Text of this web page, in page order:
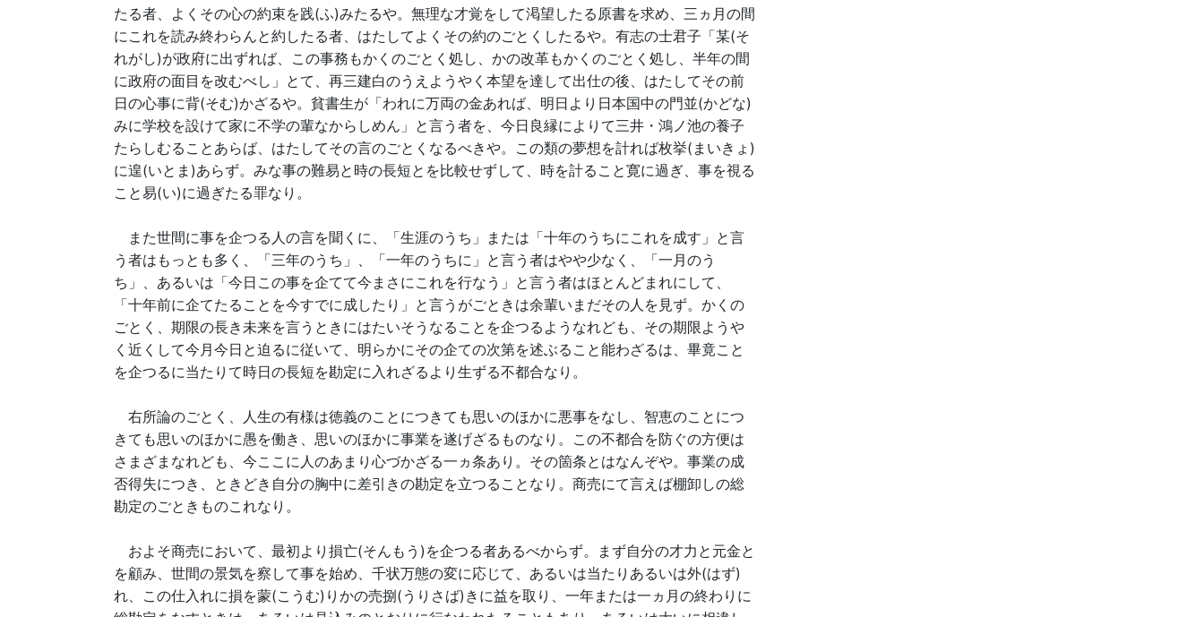
たる者、よくその心の約束を践(ふ)みたるや。無理な才覚をして渇望したる原書を求め、三ヵ月の間
にこれを読み終わらんと約したる者、はたしてよくその約のごとくしたるや。有志の士君子「某(そ
れがし)が政府に出ずれば、この事務もかくのごとく処し、かの改革もかくのごとく処し、半年の間
に政府の面目を改むべし」とて、再三建白のうえようやく本望を達して出仕の後、はたしてその前
日の心事に背(そむ)かざるや。貧書生が「われに万両の金あれば、明日より日本国中の門並(かどな)
みに学校を設けて家に不学の輩なからしめん」と言う者を、今日良縁によりて三井・鴻ノ池の養子
たらしむることあらば、はたしてその言のごとくなるべきや。この類の夢想を計れば枚挙(まいきょ)
に遑(いとま)あらず。みな事の難易と時の長短とを比較せずして、時を計ること寛に過ぎ、事を視る
こと易(い)に過ぎたる罪なり。
また世間に事を企つる人の言を聞くに、「生涯のうち」または「十年のうちにこれを成す」と言
う者はもっとも多く、「三年のうち」、「一年のうちに」と言う者はやや少なく、「一月のう
ち」、あるいは「今日この事を企てて今まさにこれを行なう」と言う者はほとんどまれにして、
「十年前に企てたることを今すでに成したり」と言うがごときは余輩いまだその人を見ず。かくの
ごとく、期限の長き未来を言うときにはたいそうなることを企つるようなれども、その期限ようや
く近くして今月今日と迫るに従いて、明らかにその企ての次第を述ぶること能わざるは、畢竟こと
を企つるに当たりて時日の長短を勘定に入れざるより生ずる不都合なり。
右所論のごとく、人生の有様は徳義のことにつきても思いのほかに悪事をなし、智恵のことにつ
きても思いのほかに愚を働き、思いのほかに事業を遂げざるものなり。この不都合を防ぐの方便は
さまざまなれども、今ここに人のあまり心づかざる一ヵ条あり。その箇条とはなんぞや。事業の成
否得失につき、ときどき自分の胸中に差引きの勘定を立つることなり。商売にて言えば棚卸しの総
勘定のごときものこれなり。
およそ商売において、最初より損亡(そんもう)を企つる者あるべからず。まず自分の才力と元金と
を顧み、世間の景気を察して事を始め、千状万態の変に応じて、あるいは当たりあるいは外(はず)
れ、この仕入れに損を蒙(こうむ)りかの売捌(うりさば)きに益を取り、一年または一ヵ月の終わりに